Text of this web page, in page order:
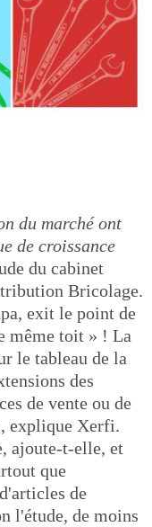
du marché ont
de croissance
du cabinet
Bricolage.
exit le point de
même toit » ! La
le tableau de la
des
de vente ou de
explique Xerfi.
ajoute-t-elle, et
que
de
l'étude, de moins